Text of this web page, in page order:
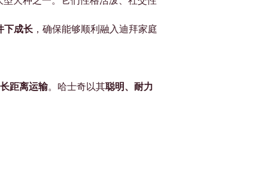
下成长 ，确保能够顺利融入迪拜家庭
距离运输。哈士奇以其聪明、耐力